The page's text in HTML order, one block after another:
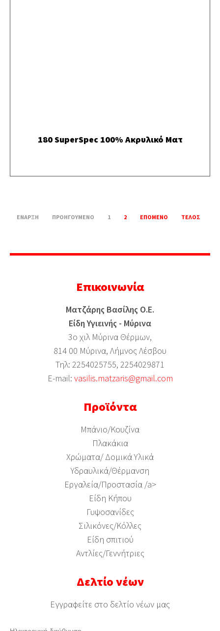
180 SuperSpec 100% Ακρυλικό Ματ
ΈΝΑΡΞΗ ΠΡΟΗΓΟΎΜΕΝΟ 1 2 ΕΠΌΜΕΝΟ ΤΈΛΟΣ
Επικοινωνία
Ματζάρης Βασίλης Ο.Ε.
Είδη Υγιεινής - Μύρινα
3ο χιλ Μύρινα Θέρμων,
814 00 Μύρινα, Λήμνος Λέσβου
Τηλ: 2254025755, 2254029871
Ε-mail: vasilis.matzaris@gmail.com
Προϊόντα
Μπάνιο/Κουζίνα
Πλακάκια
Χρώματα/ Δομικά Υλικά
Υδραυλικά/Θέρμανση
Εργαλεία/Προστασία /a>
Είδη Κήπου
Γυψοσανίδες
Σιλικόνες/Κόλλες
Είδη σπιτιού
Αντλίες/Γεννήτριες
Δελτίο νέων
Εγγραφείτε στο δελτίο νέων μας